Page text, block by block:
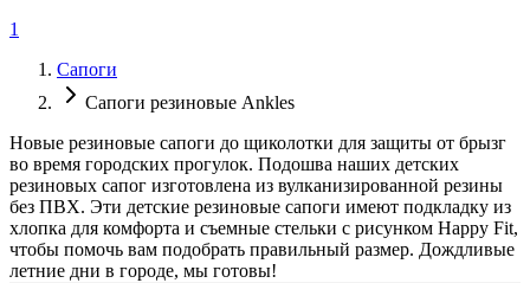
1
Сапоги
Сапоги резиновые Ankles
Новые резиновые сапоги до щиколотки для защиты от брызг
во время городских прогулок. Подошва наших детских
резиновых сапог изготовлена из вулканизированной резины
без ПВХ. Эти детские резиновые сапоги имеют подкладку из
хлопка для комфорта и съемные стельки с рисунком Happy Fit,
чтобы помочь вам подобрать правильный размер. Дождливые
летние дни в городе, мы готовы!